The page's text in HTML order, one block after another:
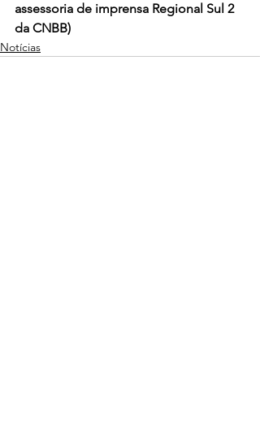
assessoria de imprensa Regional Sul 2
da CNBB)
Notícias